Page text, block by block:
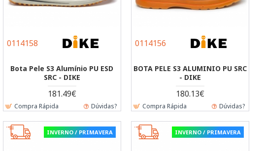
0114158
Bota Pele S3 Alumínio PU ESD
SRC - DIKE
181.49€
Compra Rápida Dúvidas?
0114156
BOTA PELE S3 ALUMINIO PU SRC
- DIKE
180.13€
Compra Rápida Dúvidas?
INVERNO / PRIMAVERA INVERNO / PRIMAVERA